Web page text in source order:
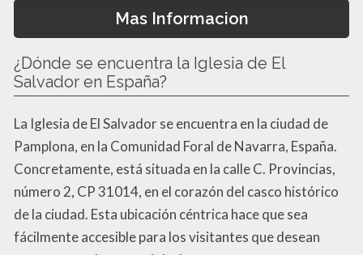
Mas Informacion
¿Dónde se encuentra la Iglesia de El
Salvador en España?
La Iglesia de El Salvador se encuentra en la ciudad de
Pamplona, en la Comunidad Foral de Navarra, España.
Concretamente, está situada en la calle C. Provincias,
número 2, CP 31014, en el corazón del casco histórico
de la ciudad. Esta ubicación céntrica hace que sea
fácilmente accesible para los visitantes que desean